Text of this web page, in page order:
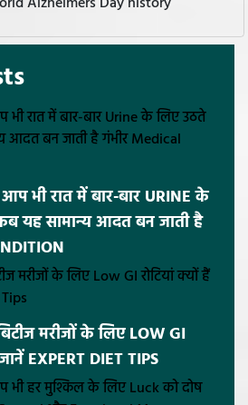
भी रात में बार-बार URINE के
यह सामान्य आदत बन जाती है
मरीजों के लिए LOW GI
EXPERT DIET TIPS